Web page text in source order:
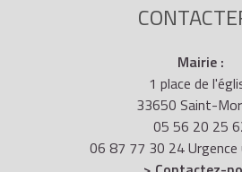
Mairie :
1 place de
33650 Saint-
05 56 20 25
06 87 77 30 24 Urgence